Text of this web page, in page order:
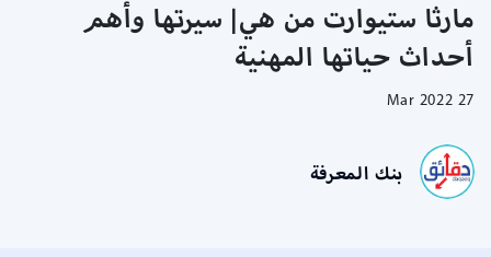
مارثا ستيوارت من هي| سيرتها وأهم
أحداث حياتها المهنية
27 Mar 2022
بنك المعرفة